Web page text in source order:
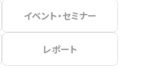
イベント・セミナー
レポート